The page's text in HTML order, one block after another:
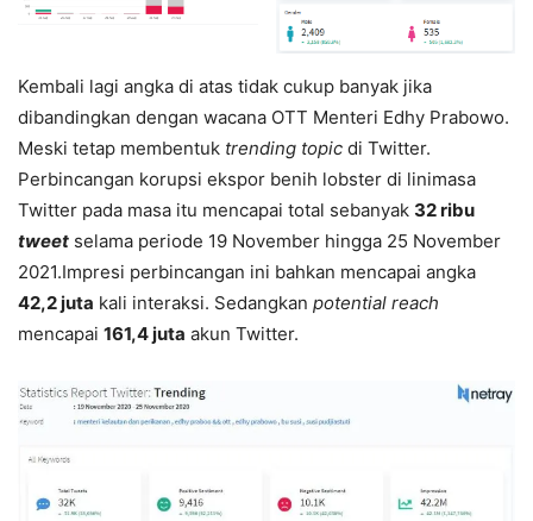
Kembali lagi angka di atas tidak cukup banyak jika
dibandingkan dengan wacana OTT Menteri Edhy Prabowo.
Meski tetap membentuk trending topic di Twitter.
Perbincangan korupsi ekspor benih lobster di linimasa
Twitter pada masa itu mencapai total sebanyak 32 ribu
tweet selama periode 19 November hingga 25 November
2021.Impresi perbincangan ini bahkan mencapai angka
42,2 juta kali interaksi. Sedangkan potential reach
mencapai 161,4 juta akun Twitter.